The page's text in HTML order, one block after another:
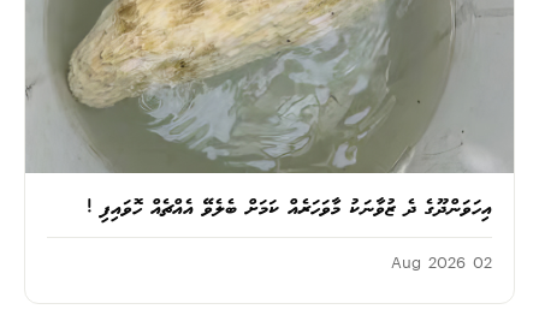
އިހަވަންދޫގެ ދެ ޒުވާނަކު މާވަހަރެއް ކަމަށް ބެލެވޭ އެއްޗެއް ހޮވައިފި !
02 Aug 2026